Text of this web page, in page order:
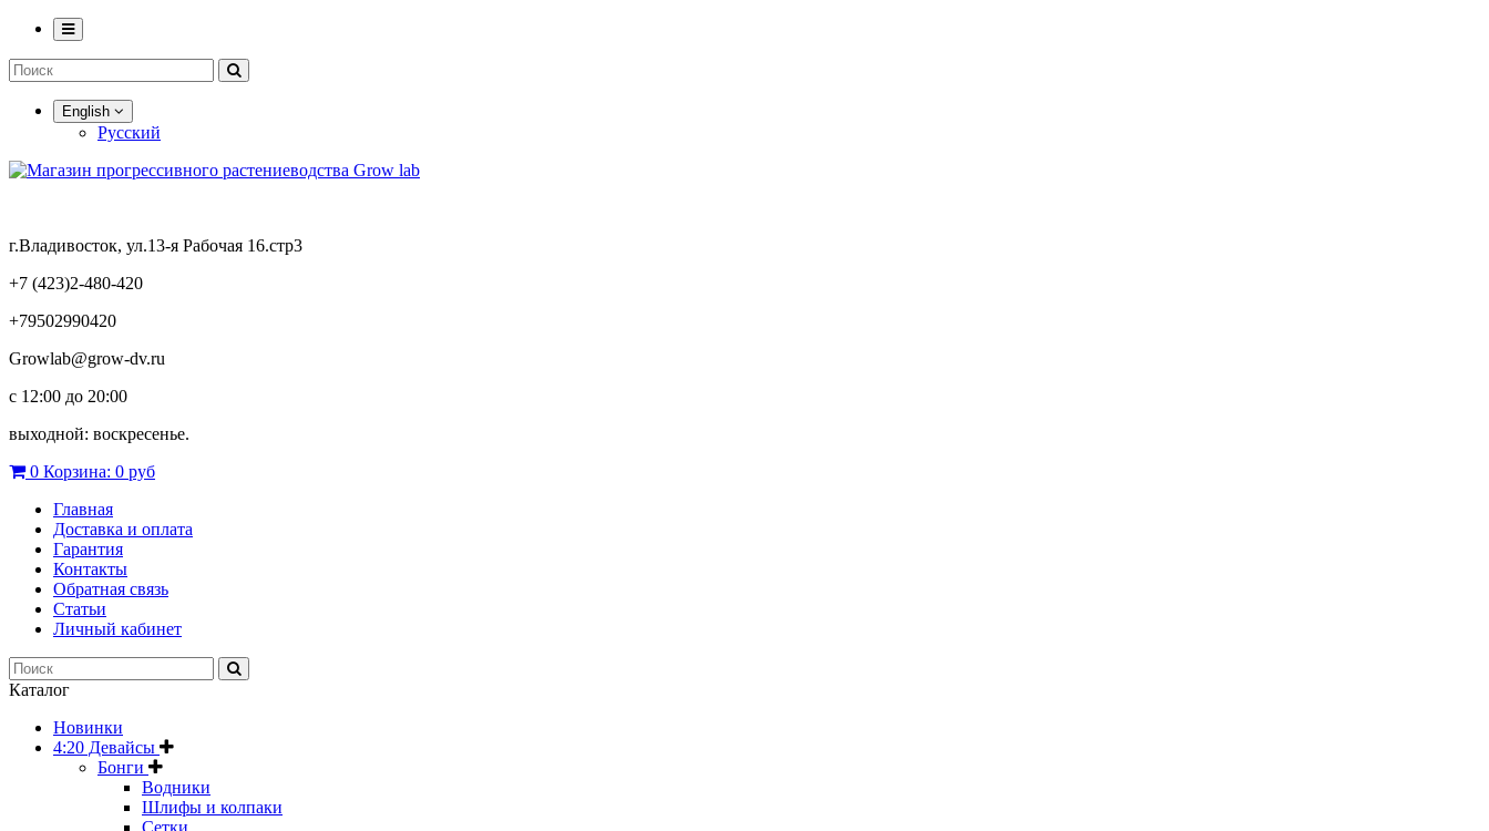
English
Русский
г.Владивосток, ул.13-я Рабочая 16.стр3
+7 (423)2-480-420
+79502990420
Growlab@grow-dv.ru
c 12:00 до 20:00
выходной: воскресенье.
0 Корзина: 0 руб
Главная
Доставка и оплата
Гарантия
Контакты
Обратная связь
Статьи
Личный кабинет
Каталог
Новинки
4:20 Девайсы
Бонги
Водники
Шлифы и колпаки
Сетки